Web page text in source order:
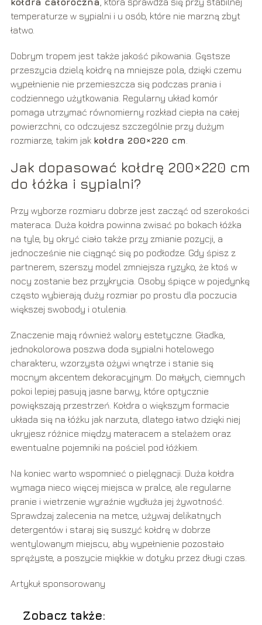
temperaturze w sypialni i u osób, które nie marzną zbyt
łatwo.
Dobrym tropem jest także jakość pikowania. Gęstsze
przeszycia dzielą kołdrę na mniejsze pola, dzięki czemu
wypełnienie nie przemieszcza się podczas prania i
codziennego użytkowania. Regularny układ komór
pomaga utrzymać równomierny rozkład ciepła na całej
powierzchni, co odczujesz szczególnie przy dużym
rozmiarze, takim jak kołdra 200×220 cm
Jak dopasować kołdrę 200×220 cm
do łóżka i sypialni?
Przy wyborze rozmiaru dobrze jest zacząć od szerokości
materaca. Duża kołdra powinna zwisać po bokach łóżka
na tyle, by okryć ciało także przy zmianie pozycji, a
jednocześnie nie ciągnąć się po podłodze. Gdy śpisz z
partnerem, szerszy model zmniejsza ryzyko, że ktoś w
nocy zostanie bez przykrycia. Osoby śpiące w pojedynkę
często wybierają duży rozmiar po prostu dla poczucia
większej swobody i otulenia.
Znaczenie mają również walory estetyczne. Gładka,
jednokolorowa poszwa doda sypialni hotelowego
charakteru, wzorzysta ożywi wnętrze i stanie się
mocnym akcentem dekoracyjnym. Do małych, ciemnych
pokoi lepiej pasują jasne barwy, które optycznie
powiększają przestrzeń. Kołdra o większym formacie
układa się na łóżku jak narzuta, dlatego łatwo dzięki niej
ukryjesz różnice między materacem a stelażem oraz
ewentualne pojemniki na pościel pod łóżkiem.
Na koniec warto wspomnieć o pielęgnacji. Duża kołdra
wymaga nieco więcej miejsca w pralce, ale regularne
pranie i wietrzenie wyraźnie wydłuża jej żywotność.
Sprawdzaj zalecenia na metce, używaj delikatnych
detergentów i staraj się suszyć kołdrę w dobrze
wentylowanym miejscu, aby wypełnienie pozostało
sprężyste, a poszycie miękkie w dotyku przez długi czas.
Artykuł sponsorowany
Zobacz także: